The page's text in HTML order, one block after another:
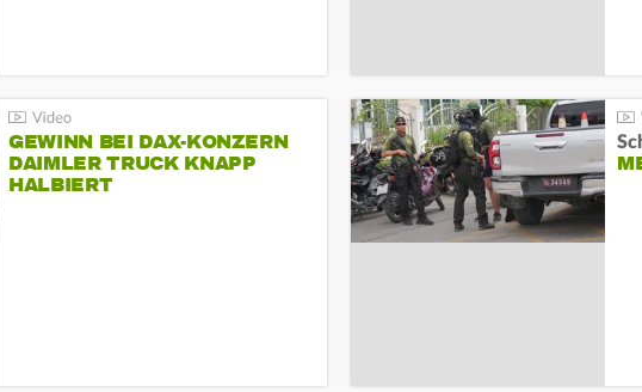
GEWINN BEI DAX-KONZERN
DAIMLER TRUCK KNAPP
HALBIERT